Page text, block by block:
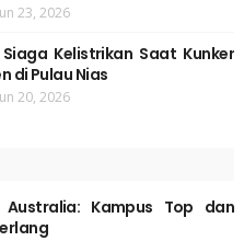
23, 2026
Siaga Kelistrikan Saat Kunker
di Pulau Nias
20, 2026
Kampus Top dan